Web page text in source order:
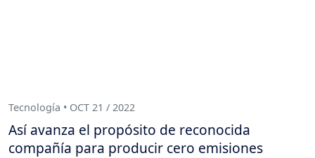
Tecnología • OCT 21 / 2022
Así avanza el propósito de reconocida
compañía para producir cero emisiones